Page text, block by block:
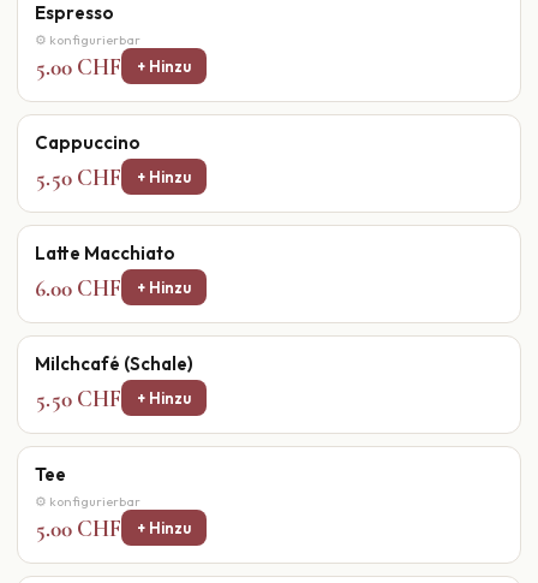
Espresso
⚙ konfigurierbar
5.00 CHF + Hinzu
Cappuccino
5.50 CHF + Hinzu
Latte Macchiato
6.00 CHF + Hinzu
Milchcafé (Schale)
5.50 CHF + Hinzu
Tee
⚙ konfigurierbar
5.00 CHF + Hinzu